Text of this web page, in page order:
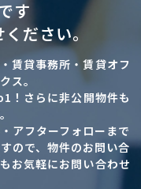
す
ださい。
賃貸事務所・賃貸オフ
ス。
！さらに非公開物件も
アフターフォローまで
ので、物件のお問い合
お気軽にお問い合わせ